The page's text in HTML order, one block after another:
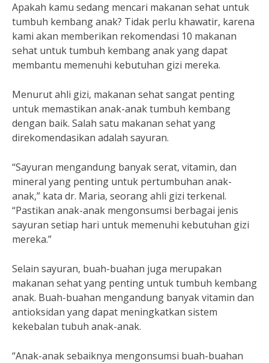
Apakah kamu sedang mencari makanan sehat untuk
tumbuh kembang anak? Tidak perlu khawatir, karena
kami akan memberikan rekomendasi 10 makanan
sehat untuk tumbuh kembang anak yang dapat
membantu memenuhi kebutuhan gizi mereka.
Menurut ahli gizi, makanan sehat sangat penting
untuk memastikan anak-anak tumbuh kembang
dengan baik. Salah satu makanan sehat yang
direkomendasikan adalah sayuran.
“Sayuran mengandung banyak serat, vitamin, dan
mineral yang penting untuk pertumbuhan anak-
anak,” kata dr. Maria, seorang ahli gizi terkenal.
“Pastikan anak-anak mengonsumsi berbagai jenis
sayuran setiap hari untuk memenuhi kebutuhan gizi
mereka.”
Selain sayuran, buah-buahan juga merupakan
makanan sehat yang penting untuk tumbuh kembang
anak. Buah-buahan mengandung banyak vitamin dan
antioksidan yang dapat meningkatkan sistem
kekebalan tubuh anak-anak.
“Anak-anak sebaiknya mengonsumsi buah-buahan